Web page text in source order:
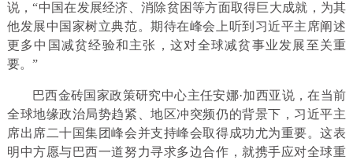
说，“中国在发展经济、消除贫困等方面取得巨大成就，为其
他发展中国家树立典范。期待在峰会上听到习近平主席阐述
更多中国减贫经验和主张，这对全球减贫事业发展至关重
要。”
巴西金砖国家政策研究中心主任安娜·加西亚说，在当前
全球地缘政治局势趋紧、地区冲突频仍的背景下，习近平主
席出席二十国集团峰会并支持峰会取得成功尤为重要。这表
明中方愿与巴西一道努力寻求多边合作，就携手应对全球重